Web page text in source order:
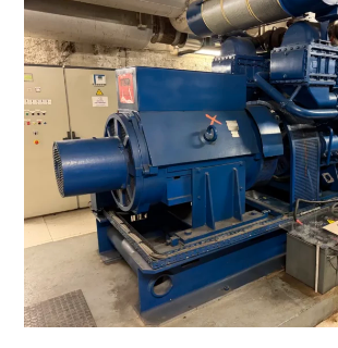
Groupe
électrogène
SEMT
PIELSTICK
1000
avec
alternateur
ALSTHOM
UNELEC